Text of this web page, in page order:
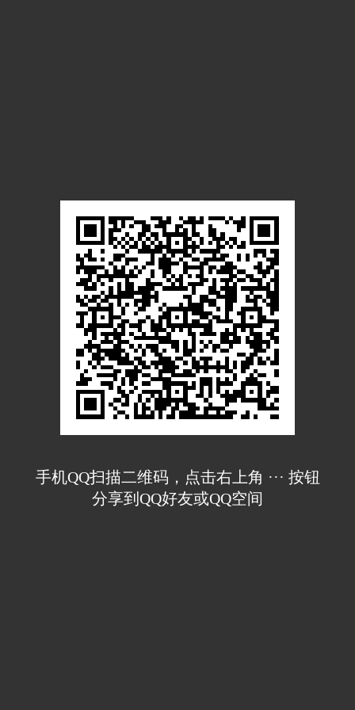
手机QQ扫描二维码，点击右上角 ··· 按钮
分享到QQ好友或QQ空间